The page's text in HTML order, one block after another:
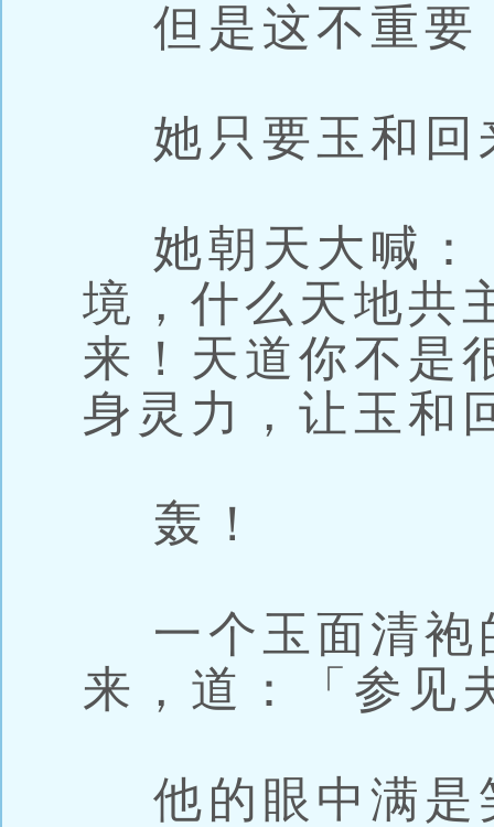
但是这不重要
她只要玉和回
她朝天大喊：
境，什么天地共
来！天道你不是
身灵力，让玉和
轰！
一个玉面清袍
来，道：「参见
他的眼中满是